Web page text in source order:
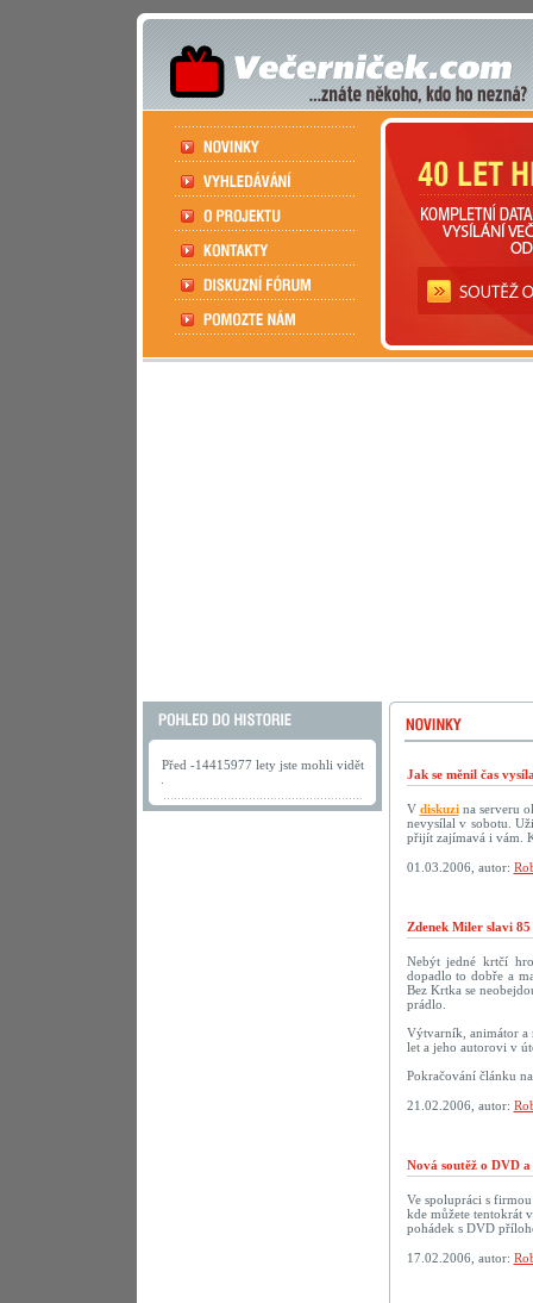
Před -14415977 lety jste mohli vidět
Jak se měnil čas
V diskuzina serveru
nevysílal v sobotu.
přijít zajímavá i vám.
01.03.2006, autor:
Zdenek Miler slavi
Nebýt jedné krtčí
dopadlo to dobře a
Bez Krtka se
prádlo.
Výtvarník, animátor a
let a jeho autorovi v
Pokračování článku
21.02.2006, autor:
Nová soutěž o DVD
Ve spolupráci s
kde můžete tentokrát
pohádek s DVD
17.02.2006, autor: